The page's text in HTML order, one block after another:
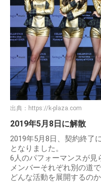
出典： https://k-plaza.com
2019年5月8日に解散
2019年5月8日、契約終了
となりました。
6人のパフォーマンスが見
メンバーそれぞれ別の道
どんな活動を展開するの